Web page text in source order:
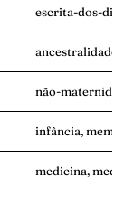
escrita-dos-dias,
ancestralidade,
não-
infância,
medicina, medo,